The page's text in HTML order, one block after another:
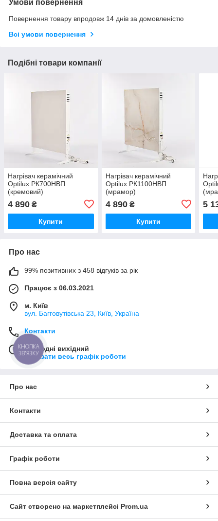
Умови повернення
Повернення товару впродовж 14 днів за домовленістю
Всі умови повернення
Подібні товари компанії
Нагрівач керамічний
Optilux РК700НВП
(кремовий)
4 890 ₴
Купити
Нагрівач керамічний
Optilux РК1100НВП
(мрамор)
4 890₴
Купити
5
Про нас
99% позитивних з 458 відгуків за рік
Працює з 06.03.2021
м. Київ
вул. Багговутівська 23, Київ, Україна
Контакти
Сьогодні вихідний
Показати весь графік роботи
Про нас
Контакти
Доставка та оплата
Графік роботи
Повна версія сайту
Сайт створено на маркетплейсі Prom.ua
КНОПКА
ЗВ'ЯЗКУ